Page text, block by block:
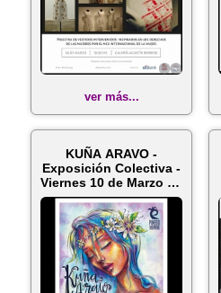
ver más...
KUÑA ARAVO -
Exposición Colectiva -
Viernes 10 de Marzo de
2017